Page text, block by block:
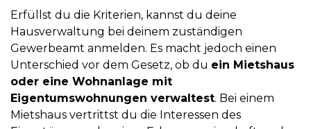
Erfüllst du die Kriterien, kannst du deine
Hausverwaltung bei deinem zuständigen
Gewerbeamt anmelden. Es macht jedoch einen
Unterschied vor dem Gesetz, ob du ein Mietshaus
oder eine Wohnanlage mit
Eigentumswohnungen verwaltest. Bei einem
Mietshaus vertrittst du die Interessen des